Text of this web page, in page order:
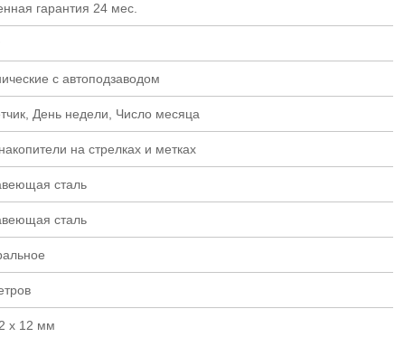
гарантия 24 мес.
с автоподзаводом
День недели, Число месяца
на стрелках и метках
сталь
сталь
х 12 мм